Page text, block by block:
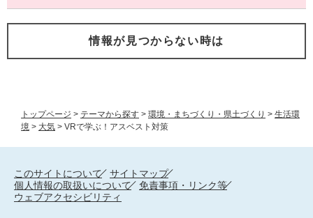
トップページ > テーマから探す > 環境・まちづくり・県土づくり > 生活環
境 > 大気 > VRで学ぶ！アスベスト対策
情報が見つからない時は
このサイトについて
サイトマップ
個人情報の取扱いについて
免責事項・リンク等
ウェブアクセシビリティ